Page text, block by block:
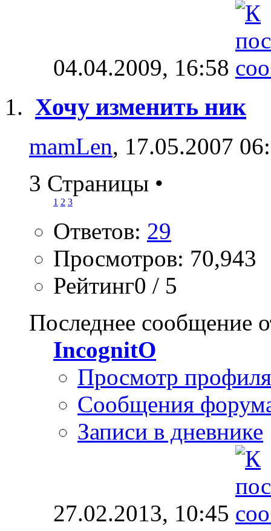
04.04.2009, 16:58
Хочу изменить ник
mamLen, 17.05.2007
3 Страницы •
1 2 3
Ответов: 29
Просмотров: 70,943
Рейтинг0 / 5
Последнее сообщение
IncognitO
Просмотр профиля
Сообщения
Записи в дневнике
27.02.2013, 10:45